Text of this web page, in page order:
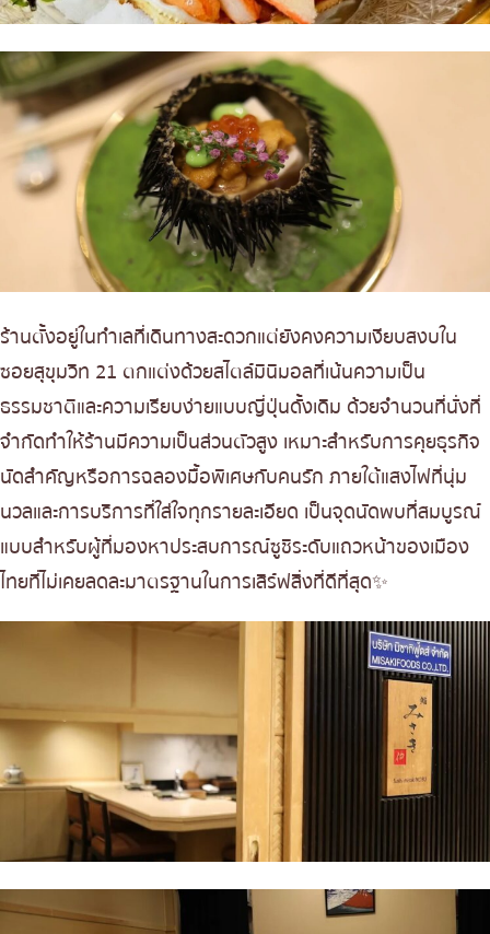
ร้านตั้งอยู่ในทำเลที่เดินทางสะดวกแต่ยังคงความเงียบสงบใน
ซอยสุขุมวิท 21 ตกแต่งด้วยสไตล์มินิมอลที่เน้นความเป็น
ธรรมชาติและความเรียบง่ายแบบญี่ปุ่นดั้งเดิม ด้วยจำนวนที่นั่งที่
จำกัดทำให้ร้านมีความเป็นส่วนตัวสูง เหมาะสำหรับการคุยธุรกิจ
นัดสำคัญหรือการฉลองมื้อพิเศษกับคนรัก ภายใต้แสงไฟที่นุ่ม
นวลและการบริการที่ใส่ใจทุกรายละเอียด เป็นจุดนัดพบที่สมบูรณ์
แบบสำหรับผู้ที่มองหาประสบการณ์ซูชิระดับแถวหน้าของเมือง
ไทยที่ไม่เคยลดละมาตรฐานในการเสิร์ฟสิ่งที่ดีที่สุด✨